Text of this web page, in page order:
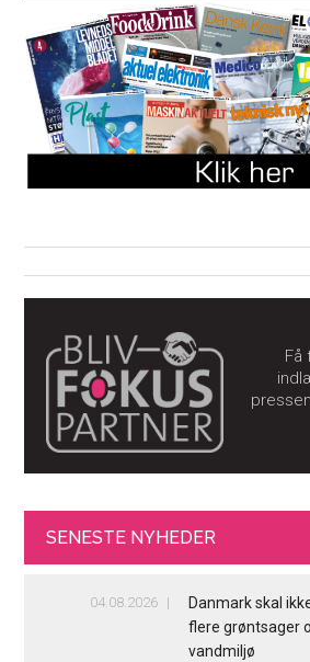
Få
SENESTE NYHEDER
04.08.2026
Danmark skal
flere grøntsager
vandmiljø